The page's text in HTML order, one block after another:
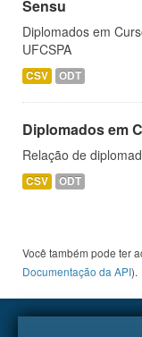
Sensu
Diplomados em
UFCSPA
CSV ODT
Diplomados em
Relação de
CSV ODT
Você também pode ter
Documentação da API).